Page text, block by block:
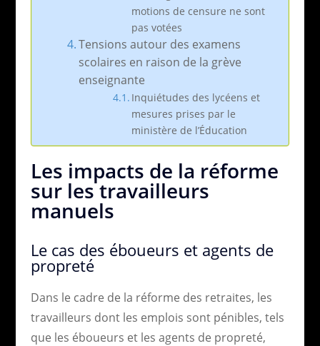
motions de censure ne sont
pas votées
Tensions autour des examens
scolaires en raison de la grève
enseignante
Inquiétudes des lycéens et
mesures prises par le
ministère de l’Éducation
Les impacts de la réforme
sur les travailleurs
manuels
Le cas des éboueurs et agents de
propreté
Dans le cadre de la réforme des retraites, les
travailleurs dont les emplois sont pénibles, tels
que les éboueurs et les agents de propreté,